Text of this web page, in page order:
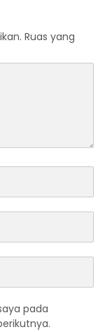
Ruas yang
pada